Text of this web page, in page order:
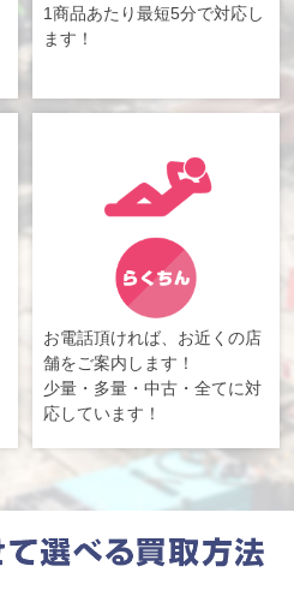
1商品あたり最短5分で対応し
ます！
お電話頂ければ、お近くの店
舗をご案内します！
少量・多量・中古・全てに対
応しています！